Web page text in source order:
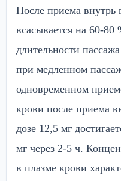
После приема внутрь
всасывается на 60-80
длительности
при медленном
одновременном
крови после приема
дозе 12,5 мг
мг через 2-5 ч.
в плазме крови